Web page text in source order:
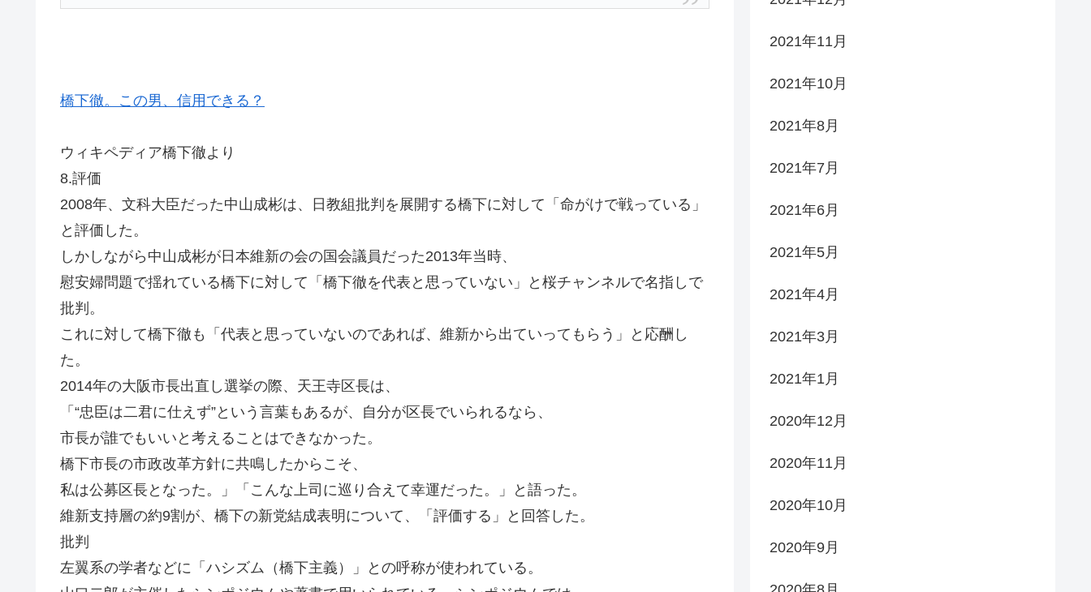
橋下徹。この男、信用できる？
ウィキペディア橋下徹より
8.評価
2008年、文科大臣だった中山成彬は、日教組批判を展開する橋下に対して「命がけで戦っている」
と評価した。
しかしながら中山成彬が日本維新の会の国会議員だった2013年当時、
慰安婦問題で揺れている橋下に対して「橋下徹を代表と思っていない」と桜チャンネルで名指しで
批判。
これに対して橋下徹も「代表と思っていないのであれば、維新から出ていってもらう」と応酬し
た。
2014年の大阪市長出直し選挙の際、天王寺区長は、
「“忠臣は二君に仕えず”という言葉もあるが、自分が区長でいられるなら、
市長が誰でもいいと考えることはできなかった。
橋下市長の市政改革方針に共鳴したからこそ、
私は公募区長となった。」「こんな上司に巡り合えて幸運だった。」と語った。
維新支持層の約9割が、橋下の新党結成表明について、「評価する」と回答した。
批判
左翼系の学者などに「ハシズム（橋下主義）」との呼称が使われている。
2021年11月
2021年10月
2021年8月
2021年7月
2021年6月
2021年5月
2021年4月
2021年3月
2021年1月
2020年12月
2020年11月
2020年10月
2020年9月